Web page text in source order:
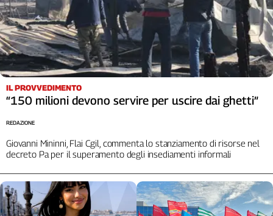
Progress
L'Italia
nel
Lavoro
Territori
Abruzzo-
Molise
Alto
Basilicata
Campania
Emilia-
Romagna
IL PROVVEDIMENTO
“150 milioni devono servire per uscire dai ghetti”
Giovanni Mininni, Flai Cgil, commenta lo stanziamento di risorse nel
decreto Pa per il superamento degli insediamenti informali
REDAZIONE